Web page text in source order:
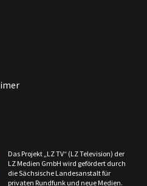
Das Projekt „LZ TV“ (LZ Television) der
LZ Medien GmbH wird gefördert durch
die Sächsische Landesanstalt für
privaten Rundfunk und neue Medien.